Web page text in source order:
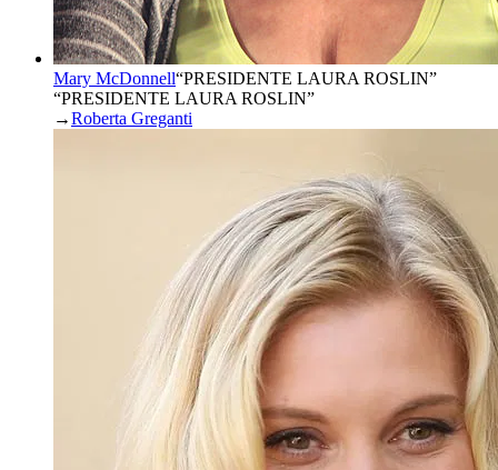
Mary McDonnell“PRESIDENTE LAURA ROSLIN”
“PRESIDENTE LAURA ROSLIN”
→Roberta Greganti